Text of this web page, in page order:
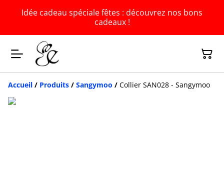
Idée cadeau spéciale fêtes : découvrez nos bons
cadeaux !
Accueil / Produits / Sangymoo / Collier SAN028 - Sangymoo